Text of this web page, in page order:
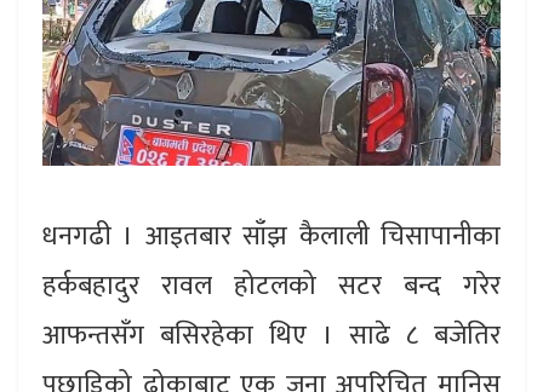
धनगढी । आइतबार साँझ कैलाली चिसापानीका
हर्कबहादुर रावल होटलको सटर बन्द गरेर
आफन्तसँग बसिरहेका थिए । साढे ८ बजेतिर